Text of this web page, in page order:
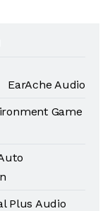
EarAche Audio
Game
Plus Audio